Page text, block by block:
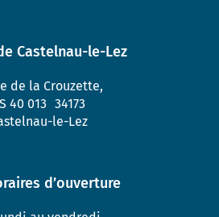
Castelnau-le-Lez
de la Crouzette,
40 013 34173
le-Lez
d’ouverture